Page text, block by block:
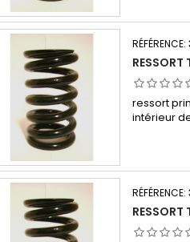
RÉFÉRENCE:
RESSORT
ressort
intérieur
RÉFÉRENCE:
RESSORT